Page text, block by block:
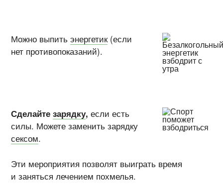
Можно выпитьэнергетик(если
нет противопоказаний).
Сделайтезарядку, если есть
силы. Можете заменить зарядку
сексом.
Эти мероприятия позволят выиграть время
и заняться лечением похмелья.